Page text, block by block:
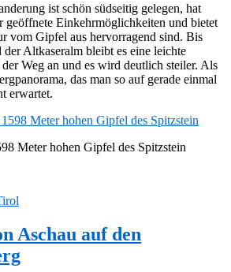
ist schön südseitig gelegen, hat
geöffnete Einkehrmöglichkeiten und bietet
vom Gipfel aus hervorragend sind. Bis
der Altkaseralm bleibt es eine leichte
Weg an und es wird deutlich steiler. Als
das man so auf gerade einmal
erwartet.
Meter hohen Gipfel des Spitzstein
Aschau auf den